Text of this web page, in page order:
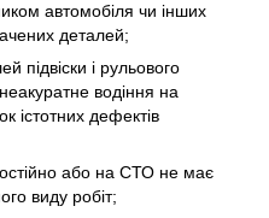
автомобіля чи інших
деталей;
підвіски і рульового
водіння на
істотних дефектів
або на СТО не має
виду робіт;